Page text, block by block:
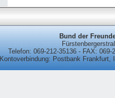
Bund der
Telefon: 069-212-35136 - FAX:
Kontoverbindung: Postbank